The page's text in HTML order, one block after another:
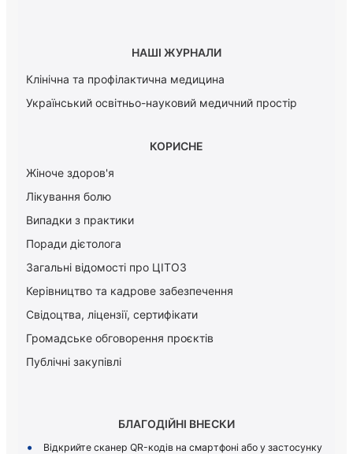
НАШІ ЖУРНАЛИ
Клінічна та профілактична медицина
Український освітньо-науковий медичний простір
КОРИСНЕ
Жіноче здоров'я
Лікування болю
Випадки з практики
Поради дієтолога
Загальні відомості про ЦІТОЗ
Керiвництво та кадрове забезпечення
Свідоцтва, ліцензії, сертифікати
Громадське обговорення проєктів
Публічні закупівлі
БЛАГОДІЙНІ ВНЕСКИ
Відкрийте сканер QR-кодів на смартфоні або у застосунку